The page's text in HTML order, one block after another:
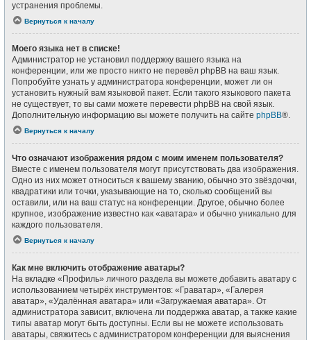
устранения проблемы.
Вернуться к началу
Моего языка нет в списке!
Администратор не установил поддержку вашего языка на
конференции, или же просто никто не перевёл phpBB на ваш язык.
Попробуйте узнать у администратора конференции, может ли он
установить нужный вам языковой пакет. Если такого языкового пакета
не существует, то вы сами можете перевести phpBB на свой язык.
Дополнительную информацию вы можете получить на сайте phpBB®.
Вернуться к началу
Что означают изображения рядом с моим именем пользователя?
Вместе с именем пользователя могут присутствовать два изображения.
Одно из них может относиться к вашему званию, обычно это звёздочки,
квадратики или точки, указывающие на то, сколько сообщений вы
оставили, или на ваш статус на конференции. Другое, обычно более
крупное, изображение известно как «аватара» и обычно уникально для
каждого пользователя.
Вернуться к началу
Как мне включить отображение аватары?
На вкладке «Профиль» личного раздела вы можете добавить аватару с
использованием четырёх инструментов: «Граватар», «Галерея
аватар», «Удалённая аватара» или «Загружаемая аватара». От
администратора зависит, включена ли поддержка аватар, а также какие
типы аватар могут быть доступны. Если вы не можете использовать
аватары, свяжитесь с администратором конференции для выяснения